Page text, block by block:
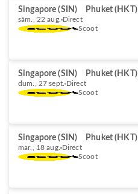
Singapore (SIN) Phuket (HKT)
sâm., 22 aug. Direct
Scoot
Singapore (SIN) Phuket (HKT)
dum., 27 sept. Direct
Scoot
Singapore (SIN) Phuket (HKT)
mar., 18 aug. Direct
Scoot